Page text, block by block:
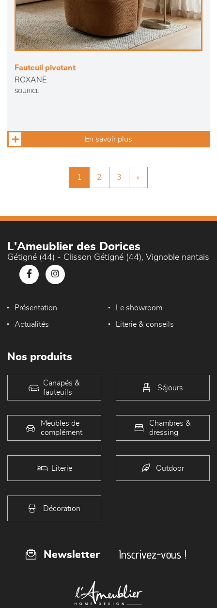
Fauteuil pivotant
ROXANE
SOURICE
En savoir plus
1 2 3 »
L'Ameublier des Dorices
Gétigné (44) - Clisson Gétigné (44), Vignoble nantais
Présentation Le showroom
Actualités Literie & conseils
Nos produits
Canapés &
fauteuils
Séjours
Meubles de
complément
Chambres &
dressing
Literie Outdoor
Décoration
Newsletter Inscrivez-vous !